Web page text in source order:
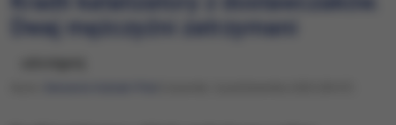
Dwaj mężczyźni zatrzymani